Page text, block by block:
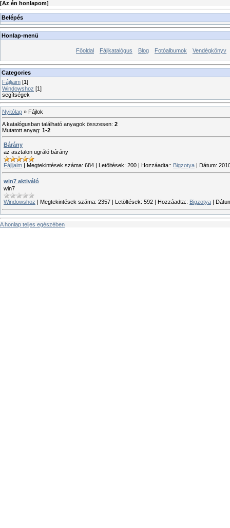
[Az én honlapom]
Belépés
Honlap-menü
Főoldal Fájlkatalógus Blog Fotóalbumok Vendégkönyv
Categories
Fájljaim [1]
Windowshoz [1]
segítségek
Nyitólap » Fájlok
A katalógusban található anyagok összesen: 2
Mutatott anyag: 1-2
Bárány
az asztalon ugráló bárány
Fájljaim | Megtekintések száma: 684 | Letöltések: 200 | Hozzáadta:: Bigzotya | Dátum:
win7 aktiváló
win7
Windowshoz | Megtekintések száma: 2357 | Letöltések: 592 | Hozzáadta:: Bigzotya |
A honlap teljes egészében